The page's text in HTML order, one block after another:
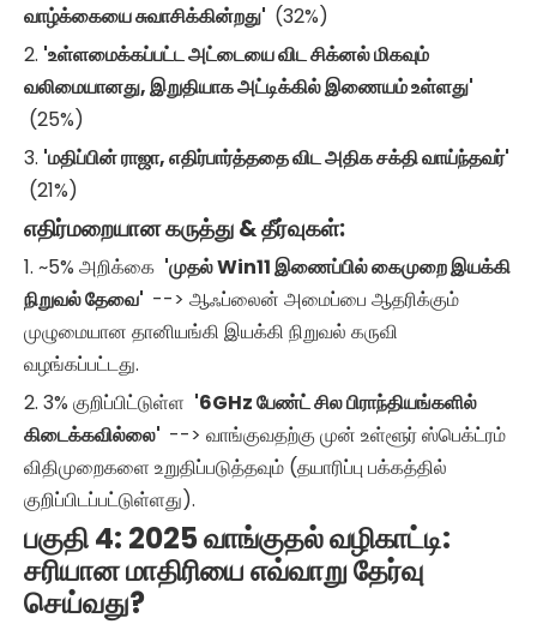
வாழ்க்கையை சுவாசிக்கின்றது' (32%)
2. 'உள்ளமைக்கப்பட்ட அட்டையை விட சிக்னல் மிகவும்
வலிமையானது, இறுதியாக அட்டிக்கில் இணையம் உள்ளது'
(25%)
3. 'மதிப்பின் ராஜா, எதிர்பார்த்ததை விட அதிக சக்தி வாய்ந்தவர்'
(21%)
எதிர்மறையான கருத்து & தீர்வுகள்:
1. ~5% அறிக்கை 'முதல் Win11 இணைப்பில் கைமுறை இயக்கி
நிறுவல் தேவை' --> ஆஃப்லைன் அமைப்பை ஆதரிக்கும்
முழுமையான தானியங்கி இயக்கி நிறுவல் கருவி
வழங்கப்பட்டது.
2. 3% குறிப்பிட்டுள்ள '6GHz பேண்ட் சில பிராந்தியங்களில்
கிடைக்கவில்லை' --> வாங்குவதற்கு முன் உள்ளூர் ஸ்பெக்ட்ரம்
விதிமுறைகளை உறுதிப்படுத்தவும் (தயாரிப்பு பக்கத்தில்
குறிப்பிடப்பட்டுள்ளது).
பகுதி 4: 2025 வாங்குதல் வழிகாட்டி:
சரியான மாதிரியை எவ்வாறு தேர்வு
செய்வது?